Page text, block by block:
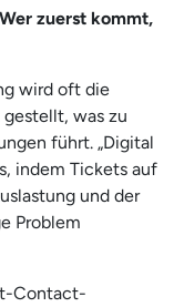
zuerst kommt,
wird oft die
was zu
führt. „Digital
indem Tickets auf
und der
Problem
Contact-